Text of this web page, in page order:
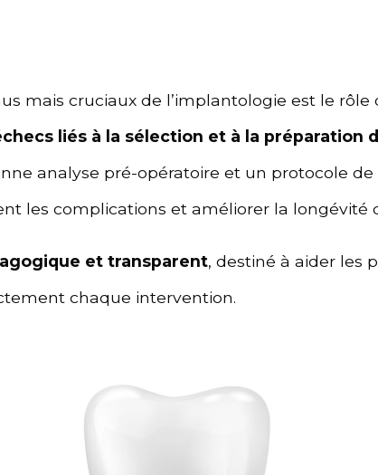
mais cruciaux de l’implantologie est le
liés à la sélection et à la préparation
analyse pré-opératoire et un protocole
les complications et améliorer la longévité
et transparent, destiné à aider les
chaque intervention.